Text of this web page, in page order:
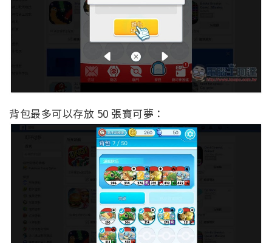
背包最多可以存放 50 張寶可夢：